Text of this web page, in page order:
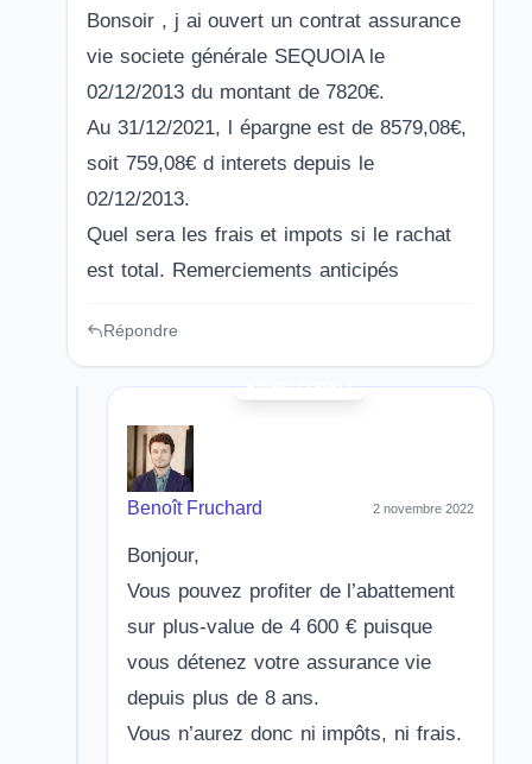
Bonsoir , j ai ouvert un contrat assurance
vie societe générale SEQUOIA le
02/12/2013 du montant de 7820€.
Au 31/12/2021, l épargne est de 8579,08€,
soit 759,08€ d interets depuis le
02/12/2013.
Quel sera les frais et impots si le rachat
est total. Remerciements anticipés
Répondre
Benoît Fruchard 2 novembre 2022
Bonjour,
Vous pouvez profiter de l’abattement
sur plus-value de 4 600 € puisque
vous détenez votre assurance vie
depuis plus de 8 ans.
Vous n’aurez donc ni impôts, ni frais.